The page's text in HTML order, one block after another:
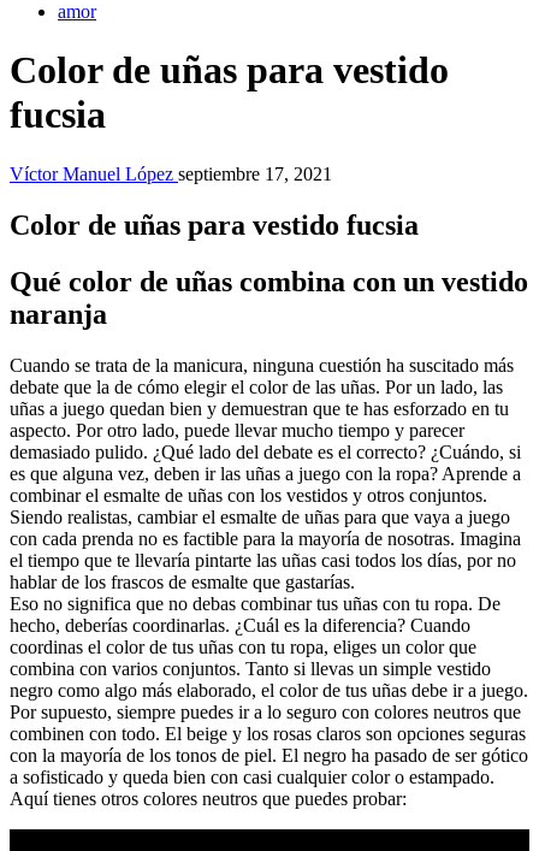
amor
Color de uñas para vestido
fucsia
Víctor Manuel López septiembre 17, 2021
Color de uñas para vestido fucsia
Qué color de uñas combina con un vestido
naranja
Cuando se trata de la manicura, ninguna cuestión ha suscitado más
debate que la de cómo elegir el color de las uñas. Por un lado, las
uñas a juego quedan bien y demuestran que te has esforzado en tu
aspecto. Por otro lado, puede llevar mucho tiempo y parecer
demasiado pulido. ¿Qué lado del debate es el correcto? ¿Cuándo, si
es que alguna vez, deben ir las uñas a juego con la ropa? Aprende a
combinar el esmalte de uñas con los vestidos y otros conjuntos.
Siendo realistas, cambiar el esmalte de uñas para que vaya a juego
con cada prenda no es factible para la mayoría de nosotras. Imagina
el tiempo que te llevaría pintarte las uñas casi todos los días, por no
hablar de los frascos de esmalte que gastarías.
Eso no significa que no debas combinar tus uñas con tu ropa. De
hecho, deberías coordinarlas. ¿Cuál es la diferencia? Cuando
coordinas el color de tus uñas con tu ropa, eliges un color que
combina con varios conjuntos. Tanto si llevas un simple vestido
negro como algo más elaborado, el color de tus uñas debe ir a juego.
Por supuesto, siempre puedes ir a lo seguro con colores neutros que
combinen con todo. El beige y los rosas claros son opciones seguras
con la mayoría de los tonos de piel. El negro ha pasado de ser gótico
a sofisticado y queda bien con casi cualquier color o estampado.
Aquí tienes otros colores neutros que puedes probar: